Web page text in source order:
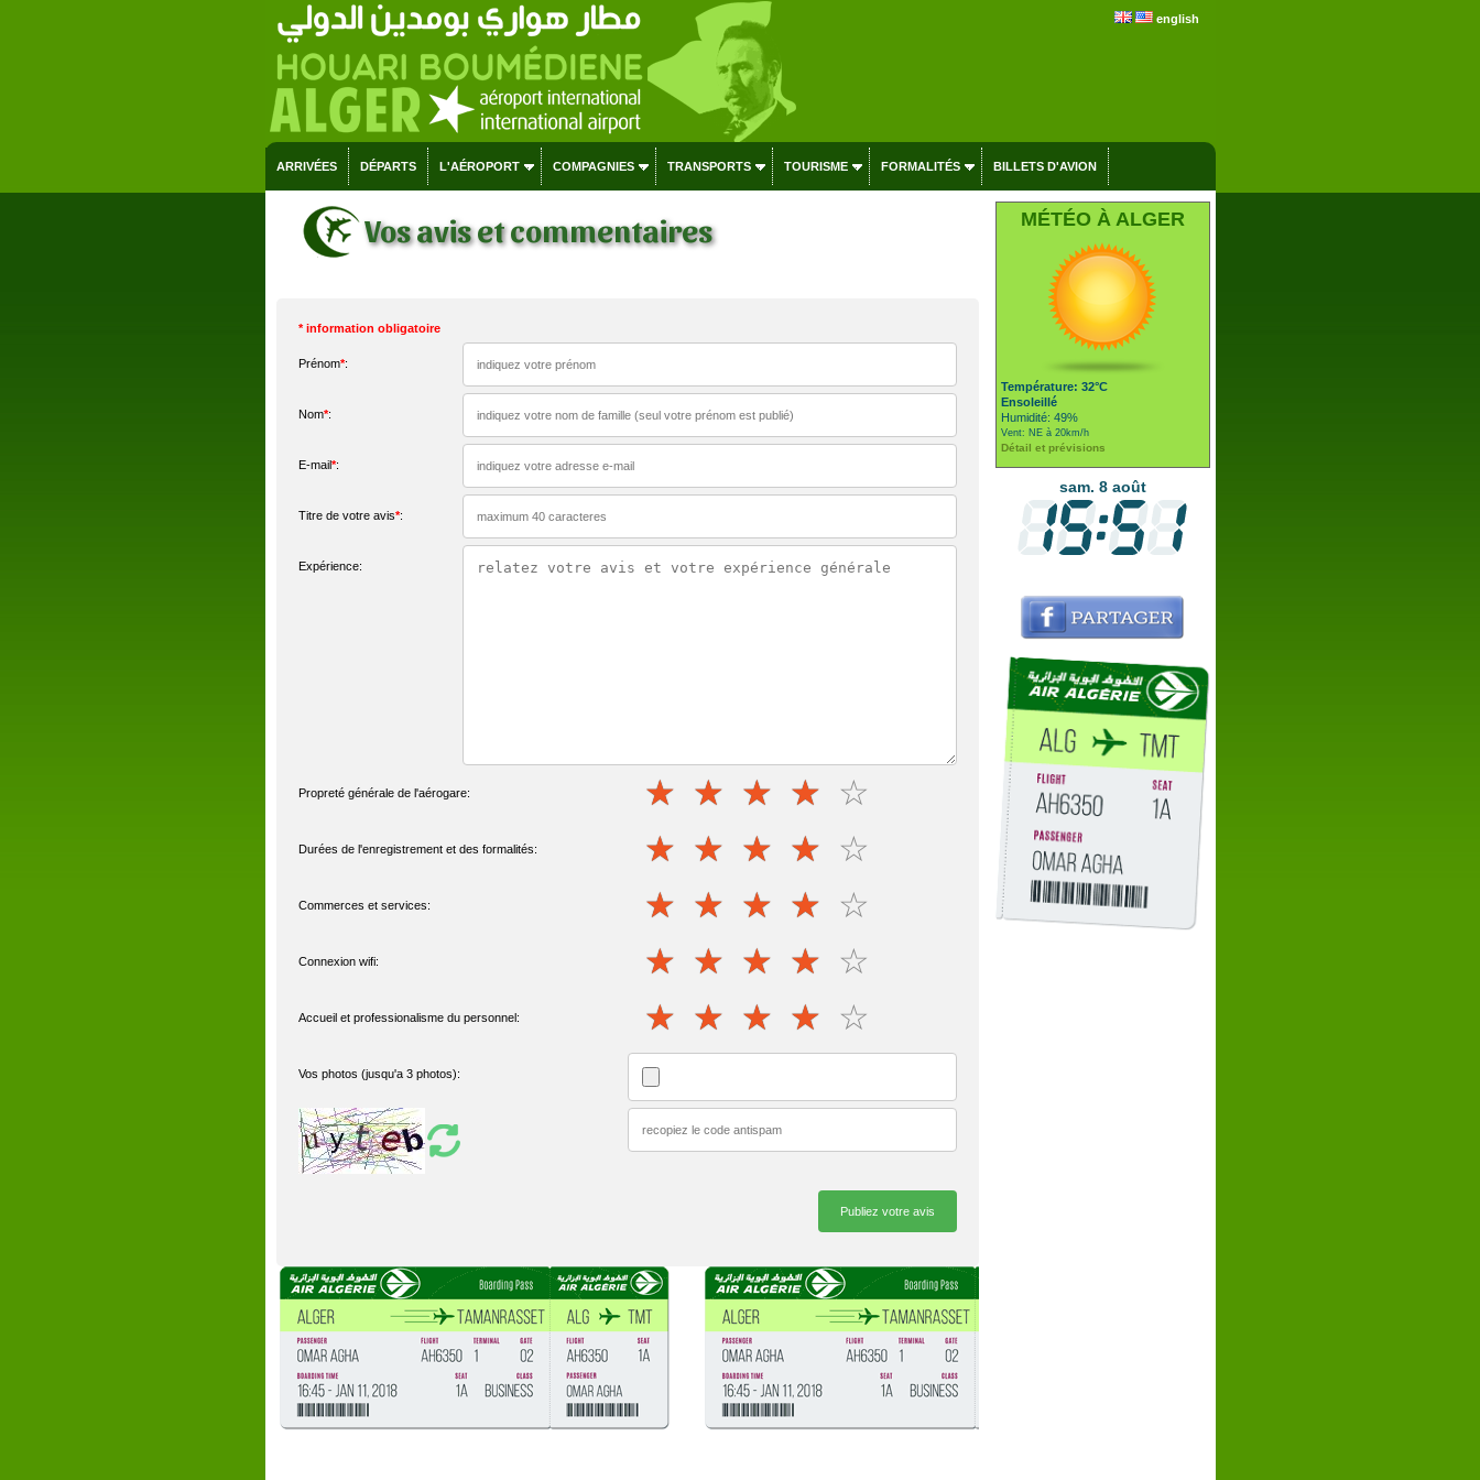
english
ARRIVÉES DÉPARTS L'AÉROPORT COMPAGNIES TRANSPORTS TOURISME FORMALITÉS BILLETS D'AVION
Vos avis et commentaires
* information obligatoire
Prénom*:
Nom*:
E-mail*:
Titre de votre avis*:
Expérience:
Propreté générale de l'aérogare:
Durées de l'enregistrement et des formalités:
Commerces et services:
Connexion wifi:
Accueil et professionalisme du personnel:
Vos photos (jusqu'a 3 photos):
MÉTÉO À ALGER
Température: 32°C
Ensoleillé
Humidité: 49%
Vent: NE à 20km/h
Détail et prévisions
sam. 8 août